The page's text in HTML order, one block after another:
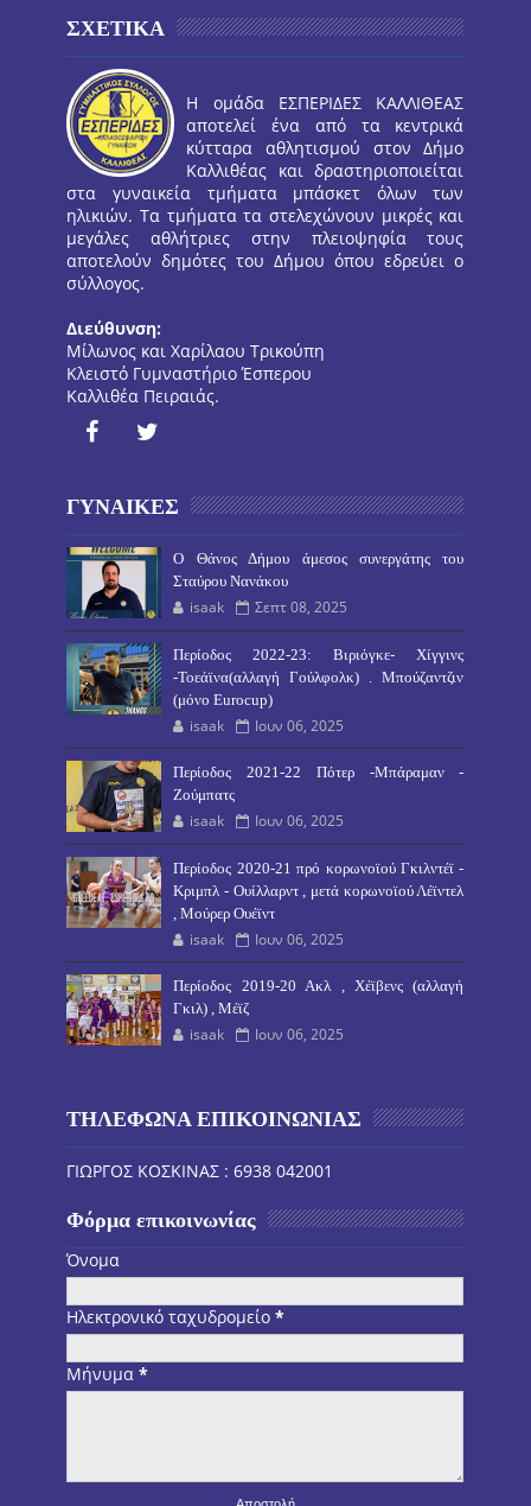
ΣΧΕΤΙΚΑ
Η ομάδα ΕΣΠΕΡΙΔΕΣ ΚΑΛΛΙΘΕΑΣ
αποτελεί ένα από τα κεντρικά
κύτταρα αθλητισμού στον Δήμο
Καλλιθέας και δραστηριοποιείται
στα γυναικεία τμήματα μπάσκετ όλων των
ηλικιών. Τα τμήματα τα στελεχώνουν μικρές και
μεγάλες αθλήτριες στην πλειοψηφία τους
αποτελούν δημότες του Δήμου όπου εδρεύει ο
σύλλογος.
Διεύθυνση:
Μίλωνος και Χαρίλαου Τρικούπη
Κλειστό Γυμναστήριο Έσπερου
Καλλιθέα Πειραιάς.
ΓΥΝΑΙΚΕΣ
O Θάνος Δήμου άμεσος συνεργάτης του
Σταύρου Νανάκου
isaak Σεπτ 08, 2025
Περίοδος 2022-23: Βιριόγκε- Χίγγινς
-Τοεάϊνα(αλλαγή Γούλφολκ) . Μπούζαντζιν
(μόνο Eurocup)
isaak Ιουν 06, 2025
Περίοδος 2021-22 Πότερ -Μπάραμαν -
Ζούμπατς
isaak Ιουν 06, 2025
Περίοδος 2020-21 πρό κορωνοϊού Γκιλντέϊ -
Κριμπλ - Ουίλλαρντ , μετά κορωνοϊού Λέϊντελ
, Μούρερ Ουέϊντ
isaak Ιουν 06, 2025
Περίοδος 2019-20 Ακλ , Χέϊβενς (αλλαγή
Γκιλ) , Μέϊζ
isaak Ιουν 06, 2025
ΤΗΛΕΦΩΝΑ ΕΠΙΚΟΙΝΩΝΙΑΣ
ΓΙΩΡΓΟΣ ΚΟΣΚΙΝΑΣ : 6938 042001
Φόρμα επικοινωνίας
Όνομα
Ηλεκτρονικό ταχυδρομείο*
Μήνυμα*